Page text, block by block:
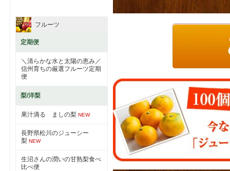
フルーツ
定期便
＼清らかな水と太陽の恵み／
信州育ちの厳選フルーツ定期
便
梨/洋梨
果汁滴る ましの梨 NEW
長野県松川のジューシー
梨 NEW
生沼さんの潤いの甘熟梨食べ
比べ便